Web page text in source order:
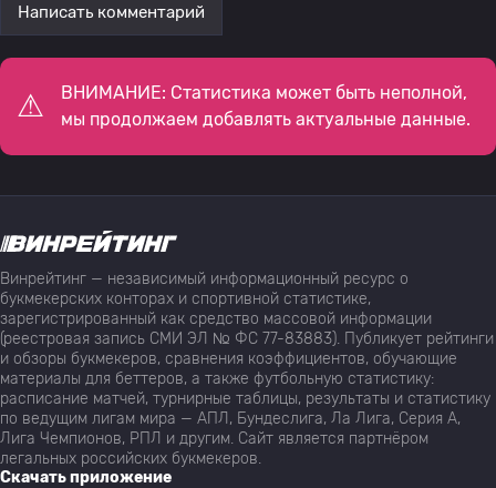
Написать комментарий
ВНИМАНИЕ: Статистика может быть неполной,
мы продолжаем добавлять актуальные данные.
Винрейтинг — независимый информационный ресурс о
букмекерских конторах и спортивной статистике,
зарегистрированный как средство массовой информации
(реестровая запись СМИ ЭЛ № ФС 77-83883). Публикует рейтинги
и обзоры букмекеров, сравнения коэффициентов, обучающие
материалы для беттеров, а также футбольную статистику:
расписание матчей, турнирные таблицы, результаты и статистику
по ведущим лигам мира — АПЛ, Бундеслига, Ла Лига, Серия А,
Лига Чемпионов, РПЛ и другим. Сайт является партнёром
легальных российских букмекеров.
Скачать приложение